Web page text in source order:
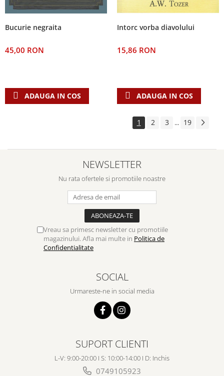
Bucurie negraita
45,00 RON
ADAUGA IN COS
Intorc vorba diavolului
15,86 RON
ADAUGA IN COS
1 2 3 ... 19
NEWSLETTER
Nu rata ofertele si promotiile noastre
Vreau sa primesc newsletter cu promotiile
magazinului. Afla mai multe in Politica de
Confidentialitate
SOCIAL
Urmareste-ne in social media
SUPORT CLIENTI
L-V: 9:00-20:00 I S: 10:00-14:00 I D: Inchis
0749105923